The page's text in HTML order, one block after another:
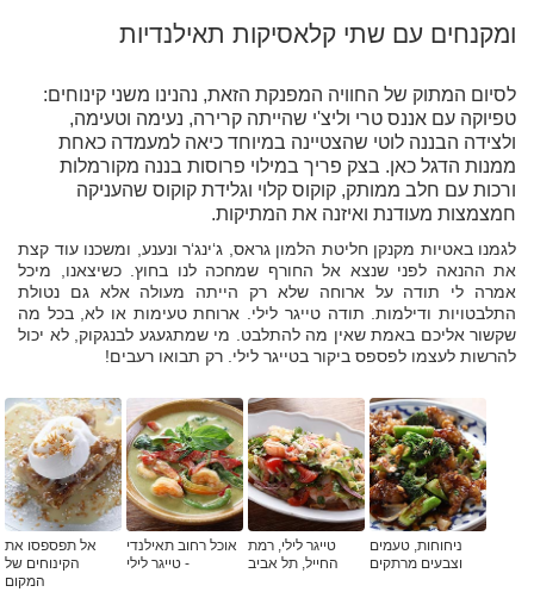
ומקנחים עם שתי קלאסיקות תאילנדיות
לסיום המתוק של החוויה המפנקת הזאת, נהנינו משני קינוחים:
טפיוקה עם אננס טרי וליצ'י שהייתה קרירה, נעימה וטעימה,
ולצידה הבננה לוטי שהצטיינה במיוחד כיאה למעמדה כאחת
ממנות הדגל כאן. בצק פריך במילוי פרוסות בננה מקורמלות
ורכות עם חלב ממותק, קוקוס קלוי וגלידת קוקוס שהעניקה
חמצמצות מעודנת ואיזנה את המתיקות.
לגמנו באטיות מקנקן חליטת הלמון גראס, ג‘ינג‘ר ונענע, ומשכנו עוד קצת
את ההנאה לפני שנצא אל החורף שמחכה לנו בחוץ. כשיצאנו, מיכל
אמרה לי תודה על ארוחה שלא רק הייתה מעולה אלא גם נטולת
התלבטויות ודילמות. תודה טייגר לילי. ארוחת טעימות או לא, בכל מה
שקשור אליכם באמת שאין מה להתלבט. מי שמתגעגע לבנגקוק, לא יכול
להרשות לעצמו לפספס ביקור בטייגר לילי. רק תבואו רעבים!
ניחוחות, טעמים
וצבעים מרתקים
טייגר לילי, רמת
החייל, תל אביב
אוכל רחוב תאילנדי
- טייגר לילי
אל תפספסו את
הקינוחים של
המקום